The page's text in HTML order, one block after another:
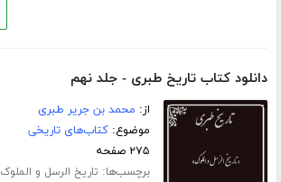
دانلود کتاب تاریخ طبری - جلد نهم
از: محمد بن جریر طبری
موضوع:کتاب‌های تاریخی
۲۷۵ صفحه
برچسب‌ها: تاریخ الرسل و الملوک